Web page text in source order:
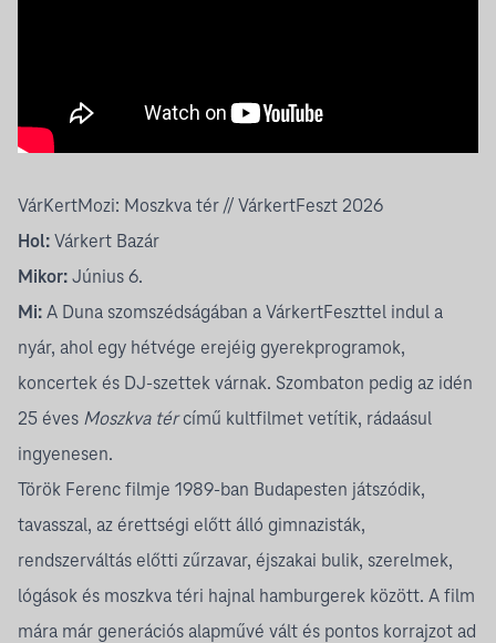
VárKertMozi: Moszkva tér // VárkertFeszt 2026
Hol: Várkert Bazár
Mikor: Június 6.
Mi: A Duna szomszédságában a VárkertFeszttel indul a
nyár, ahol egy hétvége erejéig gyerekprogramok,
koncertek és DJ-szettek várnak. Szombaton pedig az idén
25 éves Moszkva tércímű kultfilmet vetítik, rádaásul
ingyenesen.
Török Ferenc filmje 1989-ban Budapesten játszódik,
tavasszal, az érettségi előtt álló gimnazisták,
rendszerváltás előtti zűrzavar, éjszakai bulik, szerelmek,
lógások és moszkva téri hajnal hamburgerek között. A film
mára már generációs alapművé vált és pontos korrajzot ad